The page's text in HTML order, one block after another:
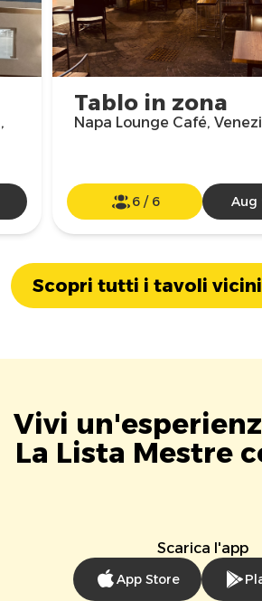
Tablo in zona
Napa Lounge Café,
6/ 6 Aug
Scopri tutti i tavoli vicini
Vivi
La Lista Mestre
Scarica l'app
App Store